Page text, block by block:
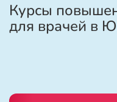
Курсы
для врачей в